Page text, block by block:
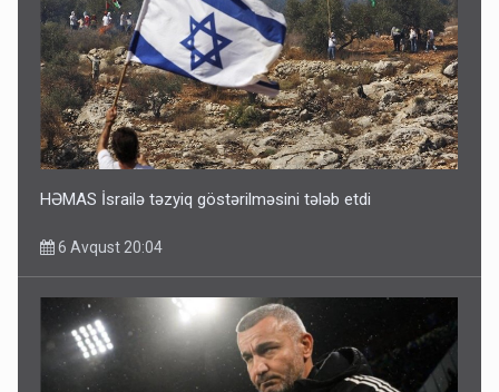
HƏMAS İsrailə təzyiq göstərilməsini tələb etdi
6 Avqust 20:04